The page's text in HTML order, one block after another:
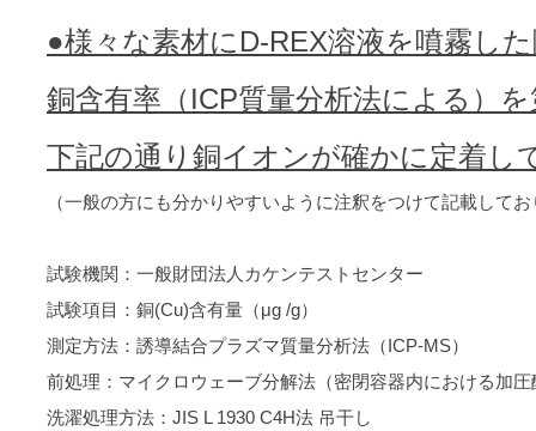
●様々な素材にD-REX溶液を噴霧し
銅含有率（ICP質量分析法による）
下記の通り銅イオンが確かに定着し
（一般の方にも分かりやすいように注釈をつけて記載して
試験機関：一般財団法人カケンテストセンター
試験項目：銅(Cu)含有量（μg /g）
測定方法：誘導結合プラズマ質量分析法（ICP-MS）
前処理：マイクロウェーブ分解法（密閉容器内における加圧
洗濯処理方法：JIS L 1930 C4H法 吊干し